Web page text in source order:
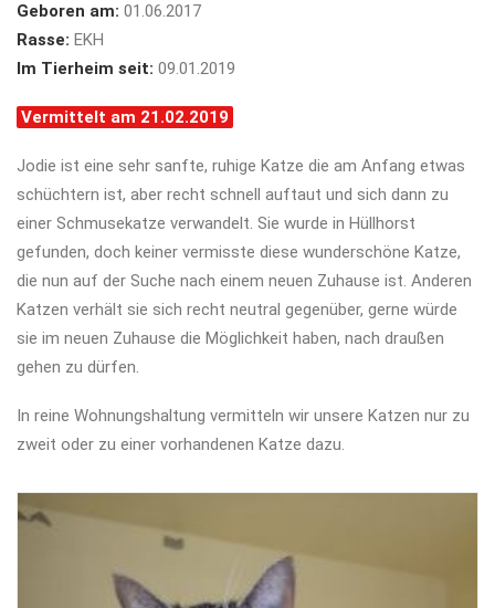
Geboren am: 01.06.2017
Rasse: EKH
Im Tierheim seit: 09.01.2019
Vermittelt am 21.02.2019
Jodie ist eine sehr sanfte, ruhige Katze die am Anfang etwas
schüchtern ist, aber recht schnell auftaut und sich dann zu
einer Schmusekatze verwandelt. Sie wurde in Hüllhorst
gefunden, doch keiner vermisste diese wunderschöne Katze,
die nun auf der Suche nach einem neuen Zuhause ist. Anderen
Katzen verhält sie sich recht neutral gegenüber, gerne würde
sie im neuen Zuhause die Möglichkeit haben, nach draußen
gehen zu dürfen.
In reine Wohnungshaltung vermitteln wir unsere Katzen nur zu
zweit oder zu einer vorhandenen Katze dazu.